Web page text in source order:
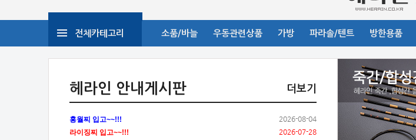
전체카테고리 소품/바늘 우동관련상품 가방 파라솔/텐트 방한용품
헤라인 안내게시판 더보기
홍월찌 입고~~!!!
2026-08-04
라이징찌 입고~~!!!
2026-07-28